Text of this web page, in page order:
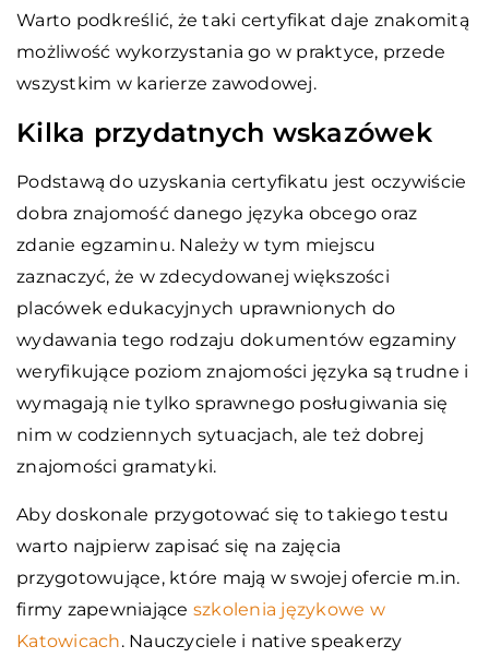
Warto podkreślić, że taki certyfikat daje znakomitą
możliwość wykorzystania go w praktyce, przede
wszystkim w karierze zawodowej.
Kilka przydatnych wskazówek
Podstawą do uzyskania certyfikatu jest oczywiście
dobra znajomość danego języka obcego oraz
zdanie egzaminu. Należy w tym miejscu
zaznaczyć, że w zdecydowanej większości
placówek edukacyjnych uprawnionych do
wydawania tego rodzaju dokumentów egzaminy
weryfikujące poziom znajomości języka są trudne i
wymagają nie tylko sprawnego posługiwania się
nim w codziennych sytuacjach, ale też dobrej
znajomości gramatyki.
Aby doskonale przygotować się to takiego testu
warto najpierw zapisać się na zajęcia
przygotowujące, które mają w swojej ofercie m.in.
firmy zapewniające szkolenia językowe w
Katowicach. Nauczyciele i native speakerzy